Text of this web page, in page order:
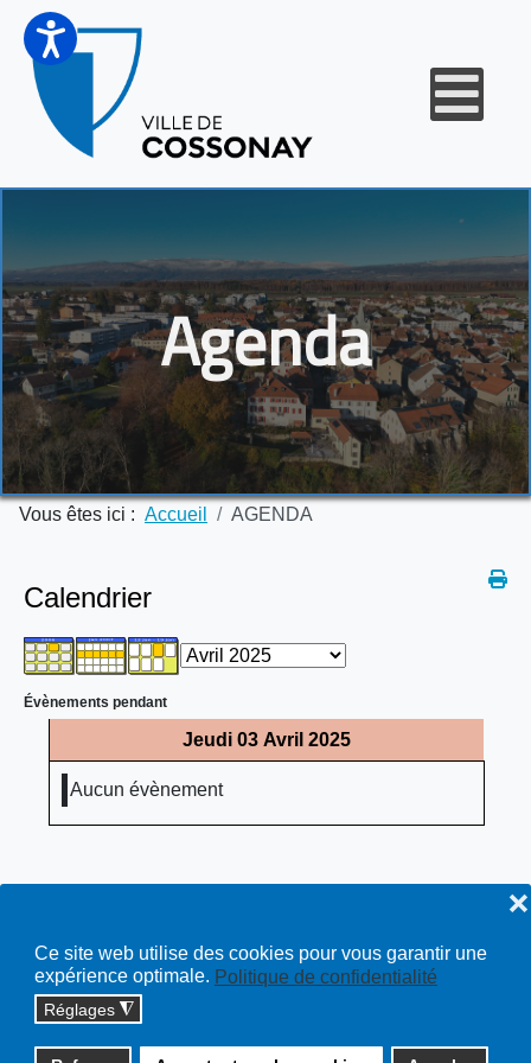
Ce site web utilise des cookies pour vous garantir une
expérience optimale. Politique de confidentialité
Réglages ◮
❌
Agenda
Vous êtes ici : Accueil AGENDA
Calendrier
Évènements pendant
Jeudi 03 Avril 2025
Aucun évènement
Copyright © 2026 cossonay.ch - tous droits réservés | site :